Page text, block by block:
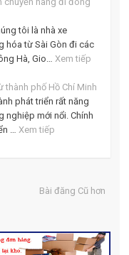
tôi là nhà xe
hóa từ Sài Gòn đi các
Hà, Gio… Xem tiếp
thành phố Hồ Chí Minh
phát triển rất năng
nghiệp mới nổi. Chính
… Xem tiếp
Bài đăng Cũ hơn